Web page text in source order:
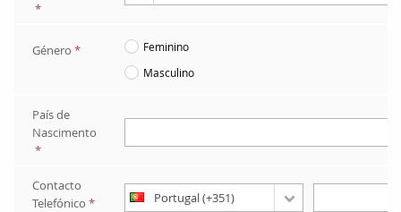
*
Género *
Feminino
Masculino
País de
Nascimento
*
Contacto
Telefónico *